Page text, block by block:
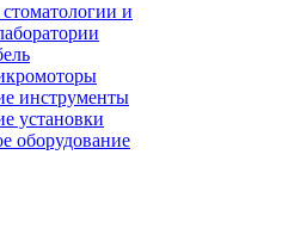
и
инструменты
установки
оборудование